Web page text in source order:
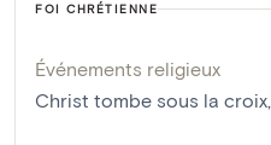
FOI CHRÉTIENNE
Événements religieux
Christ tombe sous la croix,